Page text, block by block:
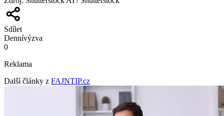
Sdílet
Dennívýzva
0
Reklama
Další články z FAJNTIP.cz